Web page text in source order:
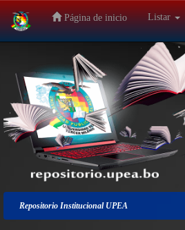
Salir
navegación
Página de inicio Listar
Repositorio Institucional UPEA